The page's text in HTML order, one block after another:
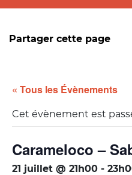
Partager cette page
« Tous les Évènements
Cet évènement est
Carameloco –
21 juillet @ 21h00 -